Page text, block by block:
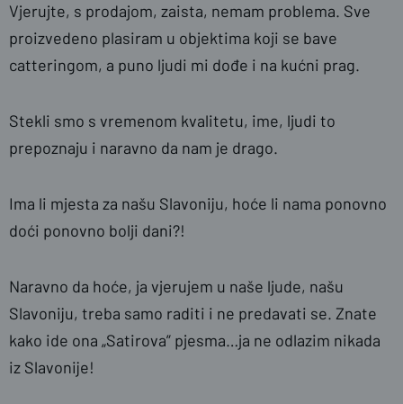
Vjerujte, s prodajom, zaista, nemam problema. Sve
proizvedeno plasiram u objektima koji se bave
catteringom, a puno ljudi mi dođe i na kućni prag.
Stekli smo s vremenom kvalitetu, ime, ljudi to
prepoznaju i naravno da nam je drago.
Ima li mjesta za našu Slavoniju, hoće li nama ponovno
doći ponovno bolji dani?!
Naravno da hoće, ja vjerujem u naše ljude, našu
Slavoniju, treba samo raditi i ne predavati se. Znate
kako ide ona „Satirova” pjesma…ja ne odlazim nikada
iz Slavonije!